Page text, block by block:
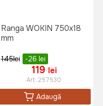
Ranga WOKIN 750x18
mm
145lei -26 lei
119 lei
Art: 257530
Adaugă